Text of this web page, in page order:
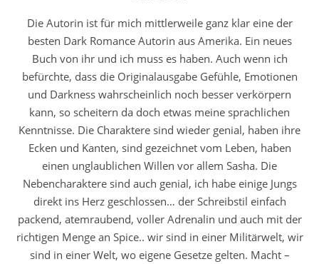
Die Autorin ist für mich mittlerweile ganz klar eine der
besten Dark Romance Autorin aus Amerika. Ein neues
Buch von ihr und ich muss es haben. Auch wenn ich
befürchte, dass die Originalausgabe Gefühle, Emotionen
und Darkness wahrscheinlich noch besser verkörpern
kann, so scheitern da doch etwas meine sprachlichen
Kenntnisse. Die Charaktere sind wieder genial, haben ihre
Ecken und Kanten, sind gezeichnet vom Leben, haben
einen unglaublichen Willen vor allem Sasha. Die
Nebencharaktere sind auch genial, ich habe einige Jungs
direkt ins Herz geschlossen… der Schreibstil einfach
packend, atemraubend, voller Adrenalin und auch mit der
richtigen Menge an Spice.. wir sind in einer Militärwelt, wir
sind in einer Welt, wo eigene Gesetze gelten. Macht –